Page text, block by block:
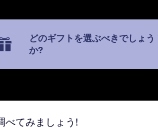
どのギフトを選ぶべきでしょう
か?
べてみましょう!